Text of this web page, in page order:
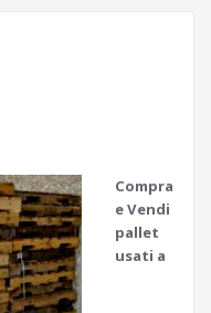
Compra
e Vendi
pallet
usati a